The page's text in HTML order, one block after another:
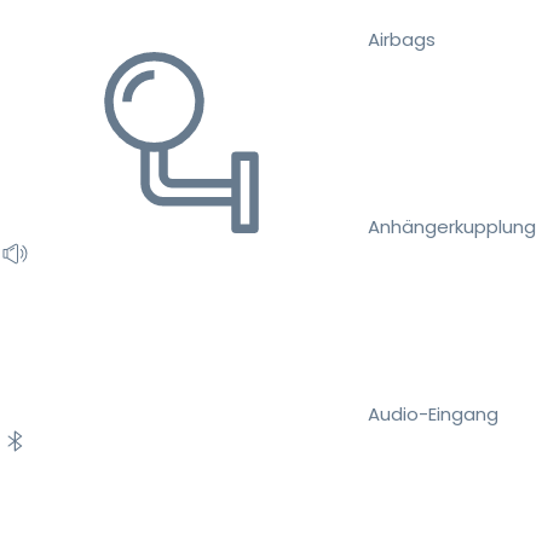
Airbags
Anhängerkupplung
Audio-Eingang